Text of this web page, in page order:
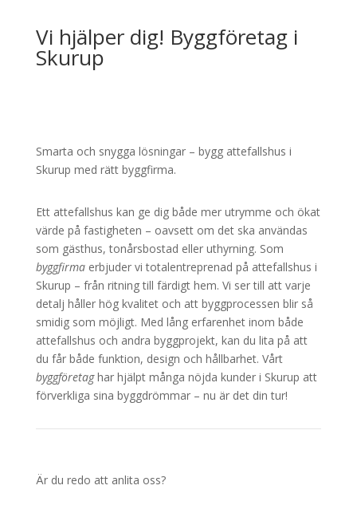
Vi hjälper dig! Byggföretag i
Skurup
Smarta och snygga lösningar – bygg attefallshus i
Skurup med rätt byggfirma.
Ett attefallshus kan ge dig både mer utrymme och ökat
värde på fastigheten – oavsett om det ska användas
som gästhus, tonårsbostad eller uthyrning. Som
byggfirmaerbjuder vi totalentreprenad på attefallshus i
Skurup – från ritning till färdigt hem. Vi ser till att varje
detalj håller hög kvalitet och att byggprocessen blir så
smidig som möjligt. Med lång erfarenhet inom både
attefallshus och andra byggprojekt, kan du lita på att
du får både funktion, design och hållbarhet. Vårt
byggföretaghar hjälpt många nöjda kunder i Skurup att
förverkliga sina byggdrömmar – nu är det din tur!
Är du redo att anlita oss?